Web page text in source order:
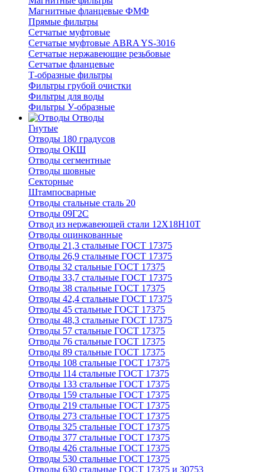
Магнитные фланцевые ФМФ
Прямые фильтры
Сетчатые муфтовые
Сетчатые муфтовые ABRA YS-3016
Сетчатые нержавеющие резьбовые
Сетчатые фланцевые
Т-образные фильтры
Фильтры грубой очистки
Фильтры для воды
Фильтры У-образные
Отводы
Гнутые
Отводы 180 градусов
Отводы ОКШ
Отводы сегментные
Отводы шовные
Секторные
Штампосварные
Отводы стальные сталь 20
Отводы 09Г2С
Отвод из нержавеющей стали 12Х18Н10Т
Отводы оцинкованные
Отводы 21,3 стальные ГОСТ 17375
Отводы 26,9 стальные ГОСТ 17375
Отводы 32 стальные ГОСТ 17375
Отводы 33,7 стальные ГОСТ 17375
Отводы 38 стальные ГОСТ 17375
Отводы 42,4 стальные ГОСТ 17375
Отводы 45 стальные ГОСТ 17375
Отводы 48,3 стальные ГОСТ 17375
Отводы 57 стальные ГОСТ 17375
Отводы 76 стальные ГОСТ 17375
Отводы 89 стальные ГОСТ 17375
Отводы 108 стальные ГОСТ 17375
Отводы 114 стальные ГОСТ 17375
Отводы 133 стальные ГОСТ 17375
Отводы 159 стальные ГОСТ 17375
Отводы 219 стальные ГОСТ 17375
Отводы 273 стальные ГОСТ 17375
Отводы 325 стальные ГОСТ 17375
Отводы 377 стальные ГОСТ 17375
Отводы 426 стальные ГОСТ 17375
Отводы 530 стальные ГОСТ 17375
Отводы 630 стальные ГОСТ 17375 и 30753